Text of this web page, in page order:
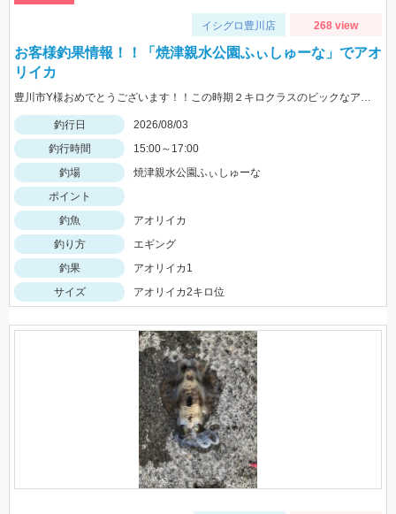
イシグロ豊川店 268 view
お客様釣果情報！！「焼津親水公園ふぃしゅーな」でアオ
リイカ
豊川市Y様おめでとうございます！！この時期２キロクラスのビックなアオリイカを見事に仕留められました！！ 釣れているのが500ｇクラスの情報だったので、ヒットした瞬間はエイかと思ったそうです。
釣行日
2026/08/03
釣行時間
15:00～17:00
釣場
焼津親水公園ふぃしゅーな
ポイント
釣魚
アオリイカ
釣り方
エギング
釣果
アオリイカ1
サイズ
アオリイカ2キロ位